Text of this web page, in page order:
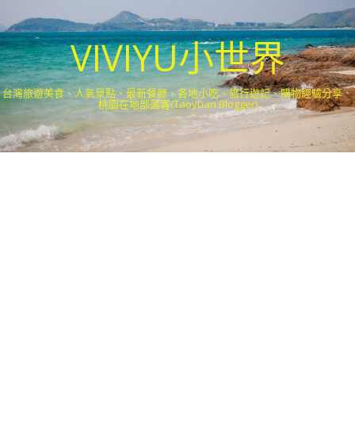
VIVIYU小世界
台灣旅遊美食、人氣景點、最新餐廳、各地小吃、旅行遊記、購物經驗分享．
桃園在地部落客(Taoyuan Blogger)